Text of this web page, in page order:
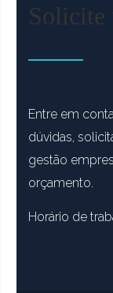
Solicite
Entre em
dúvidas,
gestão
orçamento.
Horário de